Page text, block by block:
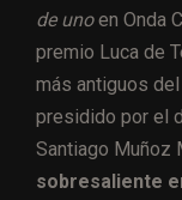
de unoen Onda
premio Luca de
más antiguos
presidido por el
Santiago Muñoz
sobresaliente